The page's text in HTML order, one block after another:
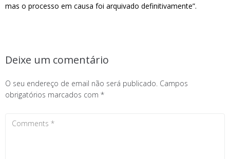
mas o processo em causa foi arquivado definitivamente”.
Deixe um comentário
O seu endereço de email não será publicado. Campos
obrigatórios marcados com *